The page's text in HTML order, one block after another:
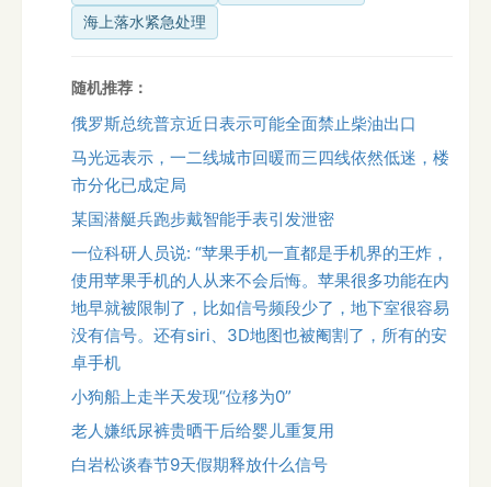
海上落水紧急处理
随机推荐：
俄罗斯总统普京近日表示可能全面禁止柴油出口
马光远表示，一二线城市回暖而三四线依然低迷，楼
市分化已成定局
某国潜艇兵跑步戴智能手表引发泄密
一位科研人员说: “苹果手机一直都是手机界的王炸，
使用苹果手机的人从来不会后悔。苹果很多功能在内
地早就被限制了，比如信号频段少了，地下室很容易
没有信号。还有siri、3D地图也被阉割了，所有的安
卓手机
小狗船上走半天发现“位移为0”
老人嫌纸尿裤贵晒干后给婴儿重复用
白岩松谈春节9天假期释放什么信号